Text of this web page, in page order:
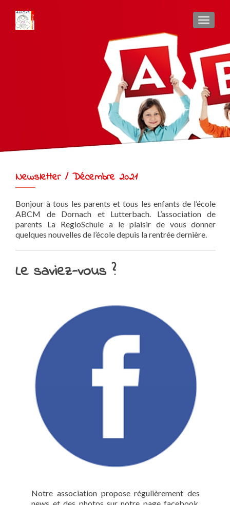
Newsletter / Décembre 2021
Bonjour à tous les parents et tous les enfants de l’école
ABCM de Dornach et Lutterbach. L’association de
parents La RegioSchule a le plaisir de vous donner
quelques nouvelles de l’école depuis la rentrée dernière.
Le saviez-vous ?
Notre association propose régulièrement des